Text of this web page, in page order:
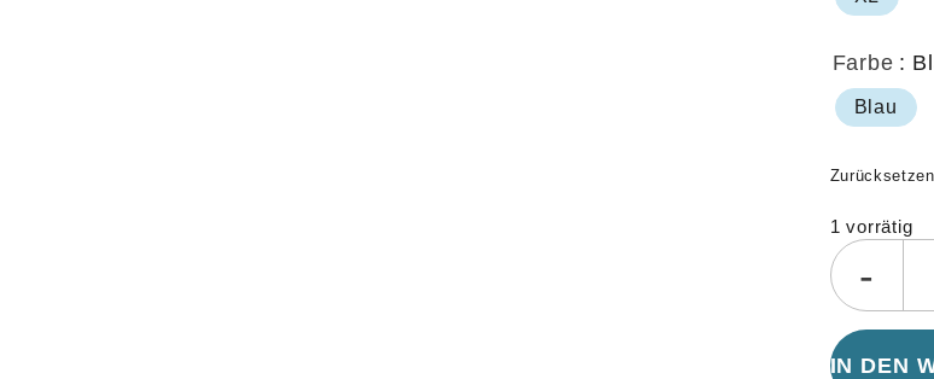
Farbe :
Blau
Zurücksetzen
1 vorrätig
-
IN DEN